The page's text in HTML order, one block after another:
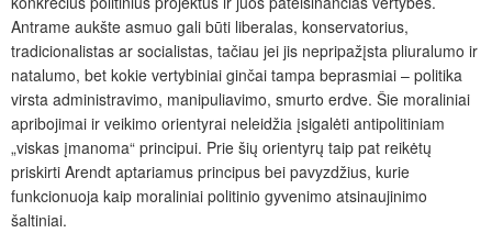
Antrame aukšte asmuo gali būti liberalas, konservatorius,
tradicionalistas ar socialistas, tačiau jei jis nepripažįsta pliuralumo ir
natalumo, bet kokie vertybiniai ginčai tampa beprasmiai – politika
virsta administravimo, manipuliavimo, smurto erdve. Šie moraliniai
apribojimai ir veikimo orientyrai neleidžia įsigalėti antipolitiniam
„viskas įmanoma“ principui. Prie šių orientyrų taip pat reikėtų
priskirti Arendt aptariamus principus bei pavyzdžius, kurie
funkcionuoja kaip moraliniai politinio gyvenimo atsinaujinimo
šaltiniai.